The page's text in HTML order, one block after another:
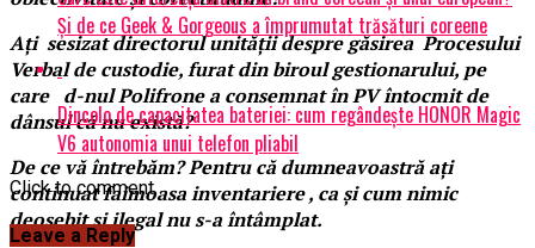
Ați sesizat directorul unității despre găsirea Procesului
Verbal de custodie, furat din biroul gestionarului, pe
care d-nul Polifrone a consemnat în PV întocmit de
dânsul că nu există?
De ce vă întrebăm? Pentru că dumneavoastră ați
continuat faimoasa inventariere , ca și cum nimic
deosebit și ilegal nu s-a întâmplat.
Și de ce Geek & Gorgeous a împrumutat trăsături coreene
Dincolo de capacitatea bateriei: cum regândește HONOR Magic
V6 autonomia unui telefon pliabil
Click to comment
Leave a Reply